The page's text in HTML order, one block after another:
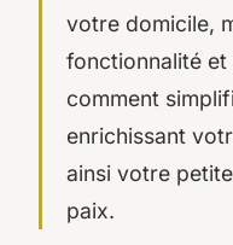
votre domicile,
fonctionnalité
comment
enrichissant
ainsi votre
paix.